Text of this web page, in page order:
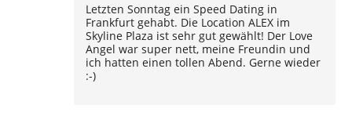
Letzten Sonntag ein Speed Dating in
Frankfurt gehabt. Die Location ALEX im
Skyline Plaza ist sehr gut gewählt! Der Love
Angel war super nett, meine Freundin und
ich hatten einen tollen Abend. Gerne wieder
:-)